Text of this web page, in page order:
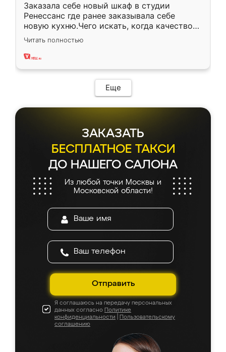
Заказала себе новый шкаф в студии
Ренессанс где ранее заказывала себе
новую кухню.Чего искать, когда качеством
вполне довольна. Служит кухня уже почти
два года, нареканий нет.
Читать полностью
Еще
ЗАКАЗАТЬ
БЕСПЛАТНОЕ ТАКСИ
ДО НАШЕГО САЛОНА
Из любой точки Москвы и
Московской области!
Отправить
Я соглашаюсь на передачу персональных
данных согласно Политике
конфиденциальности
Пользовательскому
соглашению